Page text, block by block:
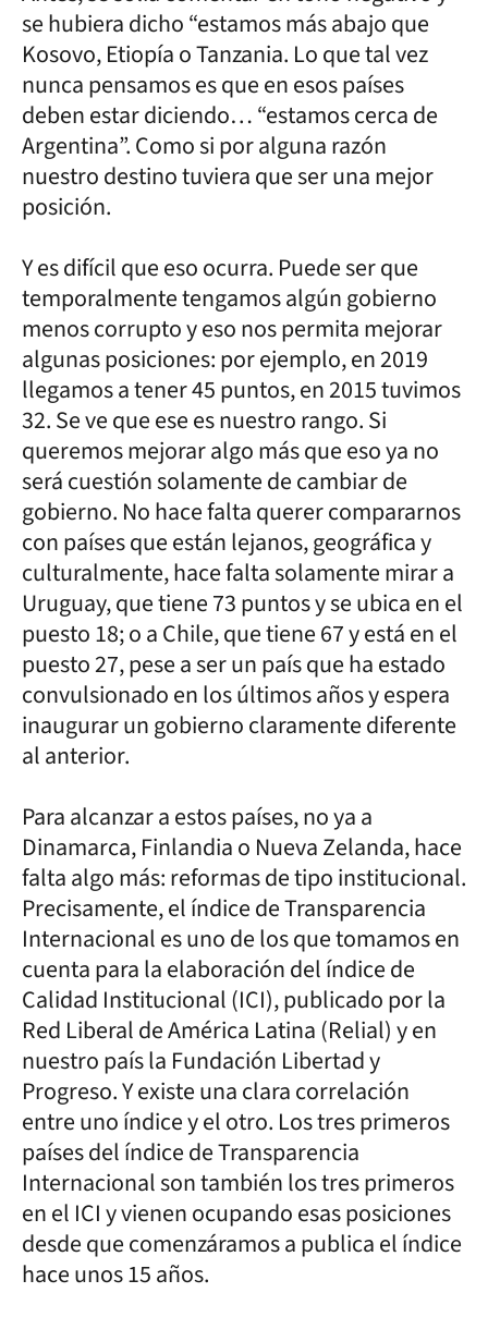
se hubiera dicho “estamos más abajo que
Kosovo, Etiopía o Tanzania. Lo que tal vez
nunca pensamos es que en esos países
deben estar diciendo… “estamos cerca de
Argentina”. Como si por alguna razón
nuestro destino tuviera que ser una mejor
posición.
Y es difícil que eso ocurra. Puede ser que
temporalmente tengamos algún gobierno
menos corrupto y eso nos permita mejorar
algunas posiciones: por ejemplo, en 2019
llegamos a tener 45 puntos, en 2015 tuvimos
32. Se ve que ese es nuestro rango. Si
queremos mejorar algo más que eso ya no
será cuestión solamente de cambiar de
gobierno. No hace falta querer compararnos
con países que están lejanos, geográfica y
culturalmente, hace falta solamente mirar a
Uruguay, que tiene 73 puntos y se ubica en el
puesto 18; o a Chile, que tiene 67 y está en el
puesto 27, pese a ser un país que ha estado
convulsionado en los últimos años y espera
inaugurar un gobierno claramente diferente
al anterior.
Para alcanzar a estos países, no ya a
Dinamarca, Finlandia o Nueva Zelanda, hace
falta algo más: reformas de tipo institucional.
Precisamente, el índice de Transparencia
Internacional es uno de los que tomamos en
cuenta para la elaboración del índice de
Calidad Institucional (ICI), publicado por la
Red Liberal de América Latina (Relial) y en
nuestro país la Fundación Libertad y
Progreso. Y existe una clara correlación
entre uno índice y el otro. Los tres primeros
países del índice de Transparencia
Internacional son también los tres primeros
en el ICI y vienen ocupando esas posiciones
desde que comenzáramos a publica el índice
hace unos 15 años.